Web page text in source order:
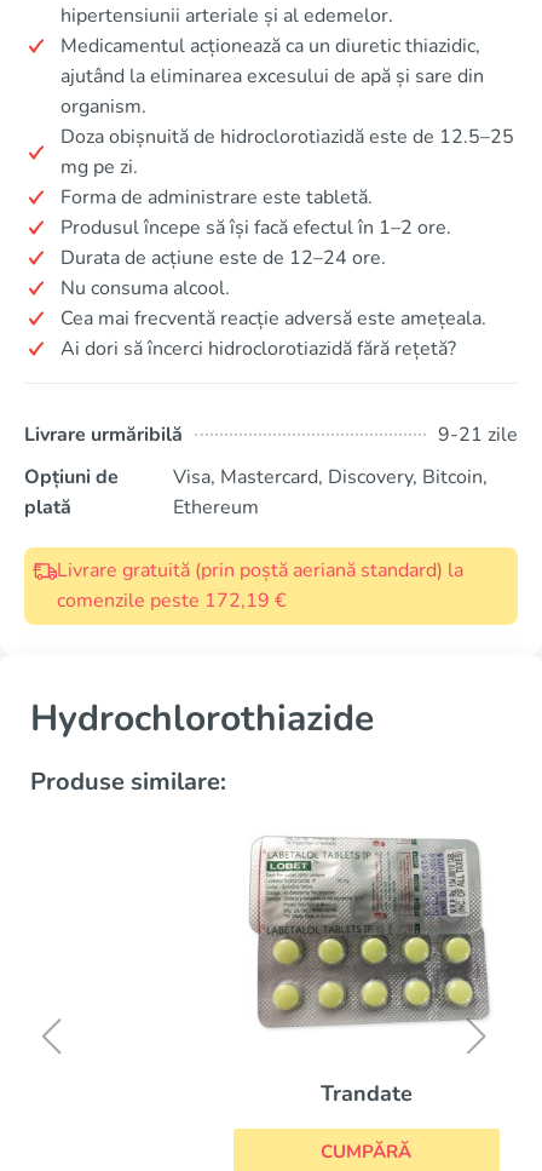
hipertensiunii arteriale și al edemelor.
Medicamentul acționează ca un diuretic thiazidic,
ajutând la eliminarea excesului de apă și sare din
organism.
Doza obișnuită de hidroclorotiazidă este de 12.5–25
mg pe zi.
Forma de administrare este tabletă.
Produsul începe să își facă efectul în 1–2 ore.
Durata de acțiune este de 12–24 ore.
Nu consuma alcool.
Cea mai frecventă reacție adversă este amețeala.
Ai dori să încerci hidroclorotiazidă fără rețetă?
Livrare urmăribilă
9-21 zile
Opțiuni de
plată
Visa, Mastercard, Discovery, Bitcoin,
Ethereum
Livrare gratuită (prin poștă aeriană standard) la
comenzile peste 172,19 €
Hydrochlorothiazide
Produse similare: